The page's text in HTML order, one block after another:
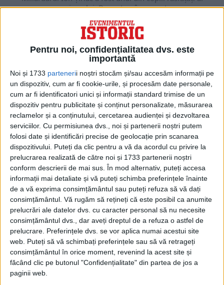
Pentru noi, confidențialitatea dvs. este
importantă
Noi și 1733 partenerii noștri stocăm și/sau accesăm informații pe
un dispozitiv, cum ar fi cookie-urile, și procesăm date personale,
cum ar fi identificatori unici și informații standard trimise de un
dispozitiv pentru publicitate și conținut personalizate, măsurarea
reclamelor și a conținutului, cercetarea audienței și dezvoltarea
serviciilor. Cu permisiunea dvs., noi și partenerii noștri putem
folosi date și identificări precise de geolocație prin scanarea
dispozitivului. Puteți da clic pentru a vă da acordul cu privire la
prelucrarea realizată de către noi și 1733 partenerii noștri
conform descrierii de mai sus. În mod alternativ, puteți accesa
informații mai detaliate și vă puteți schimba preferințele înainte
de a vă exprima consimțământul sau puteți refuza să vă dați
consimțământul. Vă rugăm să rețineți că este posibil ca anumite
prelucrări ale datelor dvs. cu caracter personal să nu necesite
consimțământul dvs., dar aveți dreptul de a refuza o astfel de
prelucrare. Preferințele dvs. se vor aplica numai acestui site
web. Puteți să vă schimbați preferințele sau să vă retrageți
consimțământul în orice moment, revenind la acest site și
făcând clic pe butonul "Confidențialitate" din partea de jos a
paginii web.
comunismului. Dar asta a însemnat o...
ARTICOLE ONLINE
Istoria râvnitei cupe. În 1922, România juca primul meci în
Cupa Davis
Cupa Davis a început în 1900 ca o competiţie între Marea
Britanie şi Statele Unite. Acum...